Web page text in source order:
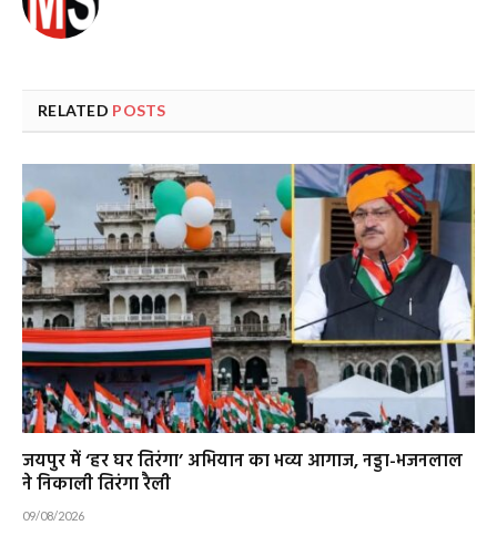
RELATED POSTS
जयपुर में ‘हर घर तिरंगा’ अभियान का भव्य आगाज, नड्डा-भजनलाल
ने निकाली तिरंगा रैली
09/08/2026